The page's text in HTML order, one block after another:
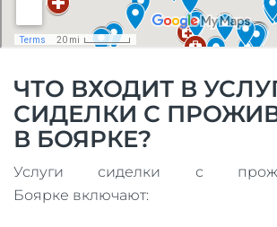
ЧТО ВХОДИТ В
СИДЕЛКИ С
В БОЯРКЕ?
Услуги сиделки с
Боярке включают: